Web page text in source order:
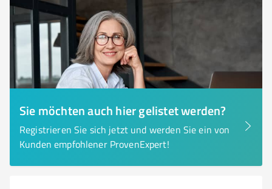
Sie möchten auch hier gelistet werden?
Registrieren Sie sich jetzt und werden Sie ein von
Kunden empfohlener ProvenExpert!